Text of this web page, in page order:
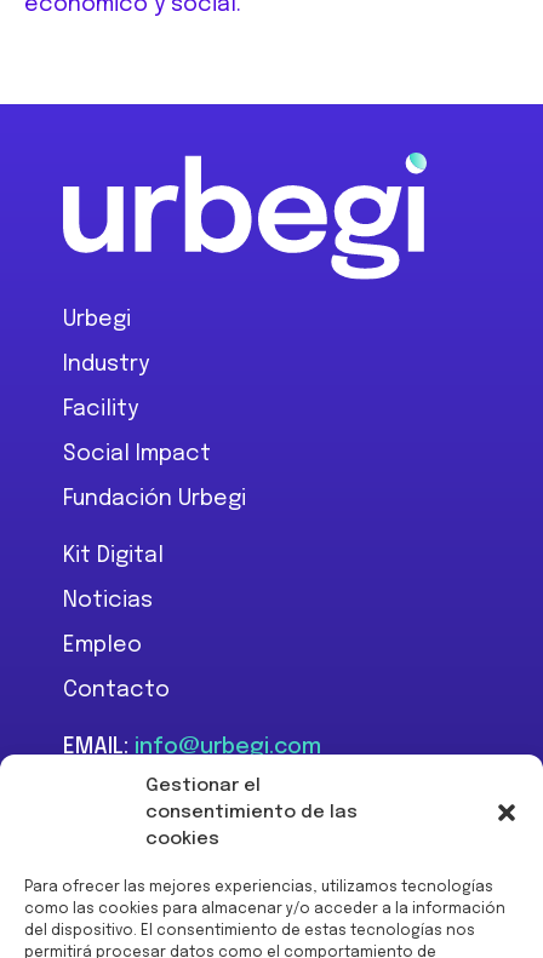
Gestionar el
consentimiento de las
cookies
Para ofrecer las mejores experiencias, utilizamos tecnologías
como las cookies para almacenar y/o acceder a la información
del dispositivo. El consentimiento de estas tecnologías nos
permitirá procesar datos como el comportamiento de
económico y social.
Footer
Urbegi
Industry
Facility
Social Impact
Fundación Urbegi
Kit Digital
Noticias
Empleo
Contacto
EMAIL: info@urbegi.com
+34 946 801 934
Financiado por la Unión